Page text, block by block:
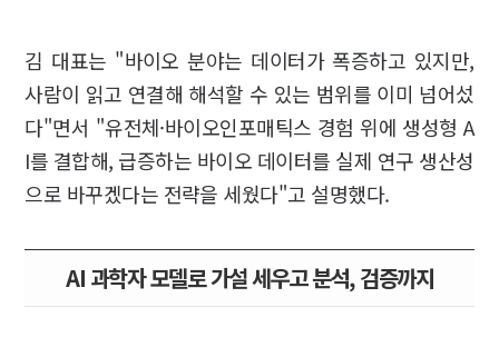
김 대표는 "바이오 분야는 데이터가 폭증하고 있지만,
사람이 읽고 연결해 해석할 수 있는 범위를 이미 넘어섰
다"면서 "유전체·바이오인포매틱스 경험 위에 생성형 A
I를 결합해, 급증하는 바이오 데이터를 실제 연구 생산성
으로 바꾸겠다는 전략을 세웠다"고 설명했다.
AI 과학자 모델로 가설 세우고 분석, 검증까지